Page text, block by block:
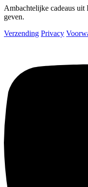
Ambachtelijke cadeaus
geven.
Verzending Privacy